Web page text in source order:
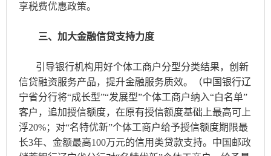
享税费优惠政策。
三、加大金融信贷支持力度
引导银行机构用好个体工商户分型分类结果，创新
信贷融资服务产品，提升金融服务质效。（中国银行辽
宁省分行将“成长型”“发展型”个体工商户纳入“白名单”
客户，追加授信额度，在原有授信额度基础上最高可上
浮20%；对“名特优新”个体工商户给予授信额度期限最
长3年、金额最高100万元的信用类贷款支持。中国邮政